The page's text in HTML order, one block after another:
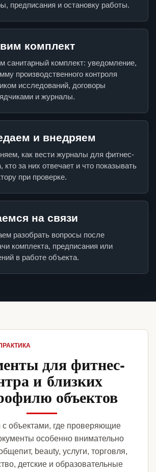
предписания и остановку работы.
комплект
санитарный комплект: уведомление,
производственного контроля
исследований, договоры
и журналы.
и внедряем
как вести журналы для фитнес-
кто за них отвечает и что показывать
при проверке.
на связи
разобрать вопросы после
комплекта, предписания или
в работе объекта.
для фитнес-
и близких
объектов
с объектами, где проверяющие
особенно внимательно
beauty, услуги, торговля,
детские и образовательные